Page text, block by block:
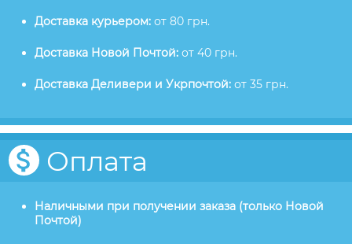
Доставка курьером: от 80 грн.
Доставка Новой Почтой: от 40 грн.
Доставка Деливери и Укрпочтой: от 35 грн.
Оплата
Наличными при получении заказа (только Новой
Почтой)